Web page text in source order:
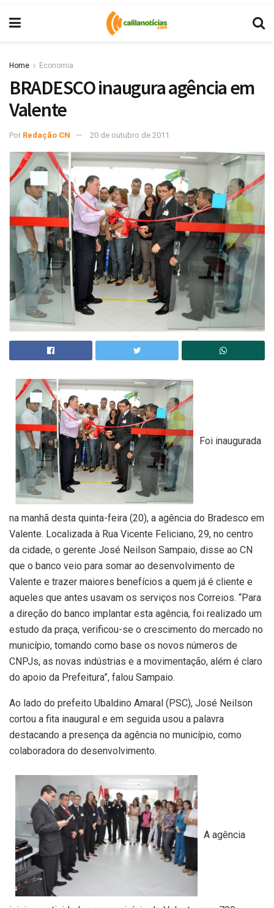
Home Economia
BRADESCO inaugura agência em
Valente
Por Redação CN 20 de outubro de 2011
Foi inaugurada
na manhã desta quinta-feira (20), a agência do Bradesco em
Valente. Localizada à Rua Vicente Feliciano, 29, no centro
da cidade, o gerente José Neilson Sampaio, disse ao CN
que o banco veio para somar ao desenvolvimento de
Valente e trazer maiores benefícios a quem já é cliente e
aqueles que antes usavam os serviços nos Correios. “Para
a direção do banco implantar esta agência, foi realizado um
estudo da praça, verificou-se o crescimento do mercado no
município, tomando como base os novos números de
CNPJs, as novas indústrias e a movimentação, além é claro
do apoio da Prefeitura”, falou Sampaio.
Ao lado do prefeito Ubaldino Amaral (PSC), José Neilson
cortou a fita inaugural e em seguida usou a palavra
destacando a presença da agência no município, como
colaboradora do desenvolvimento.
A agência